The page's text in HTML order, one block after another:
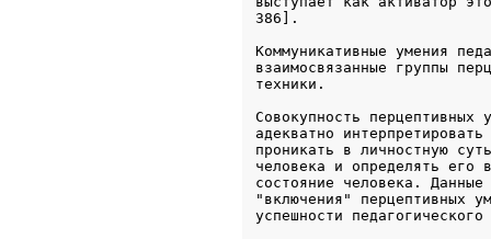
386].
Коммуникативные умения
взаимосвязанные группы
техники.
Совокупность
адекватно
проникать в личностную
человека и определять его
состояние человека.
"включения" перцептивных
успешности